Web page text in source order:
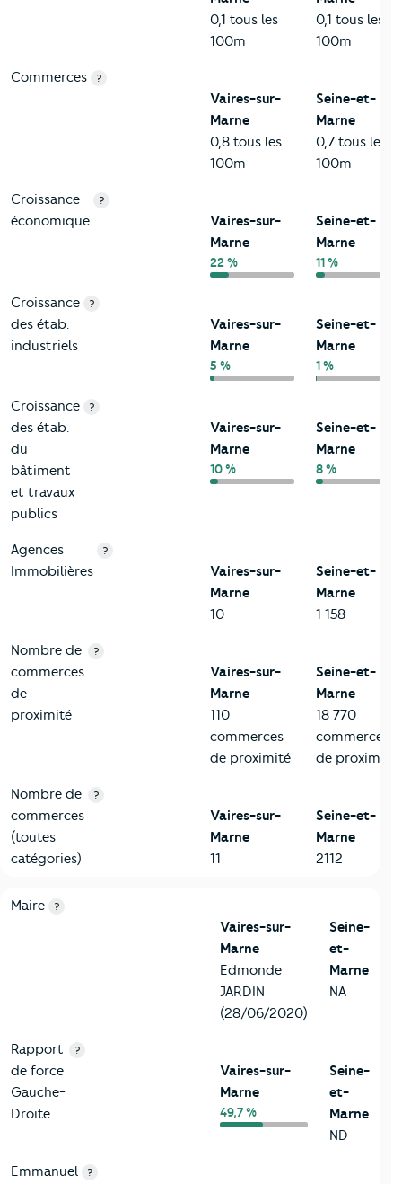
0,1 tous les
100m
0,1 tous les
100m
Commerces ?
Vaires-sur-
Marne
0,8 tous les
100m
Seine-et-
Marne
0,7 tous les
100m
Croissance
économique
?
Vaires-sur-
Marne
22 %
Seine-et-
Marne
11 %
Croissance
des étab.
industriels
?
Vaires-sur-
Marne
5 %
Seine-et-
Marne
1 %
Croissance
des étab.
du
bâtiment
et travaux
publics
?
Vaires-sur-
Marne
10 %
Seine-et-
Marne
8 %
Agences
Immobilières
?
Vaires-sur-
Marne
10
Seine-et-
Marne
1 158
Nombre de
commerces
de
proximité
?
Vaires-sur-
Marne
110
commerces
de proximité
Seine-et-
Marne
18 770
commerces
de proximité
Nombre de
commerces
(toutes
catégories)
?
Vaires-sur-
Marne
11
Seine-et-
Marne
2112
6-Politique
Critères
Maire ?
Vaires-sur-
Marne
Edmonde
JARDIN
(28/06/2020)
Seine-
et-
Marne
NA
Rapport
de force
Gauche-
Droite
?
Vaires-sur-
Marne
49,7 %
Seine-
et-
Marne
ND
Emmanuel
?